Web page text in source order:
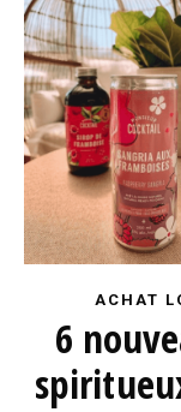
ACHAT
6